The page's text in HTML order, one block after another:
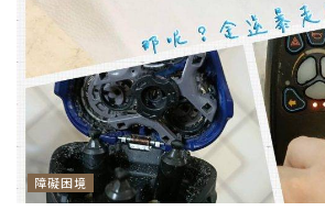
障礙困境